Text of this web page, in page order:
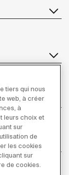
tiers qui nous
web, à créer
à
leurs choix et
sur
de
les cookies
sur
de cookies.